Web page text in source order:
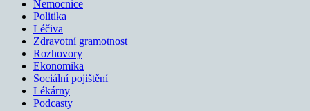
Nemocnice
Politika
Léčiva
Zdravotní gramotnost
Rozhovory
Ekonomika
Sociální pojištění
Lékárny
Podcasty